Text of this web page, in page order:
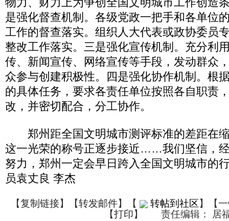
是强化督查机制。各级党政一把手和各单位
工作的督查落实。组织人大代表或政协委员
整改工作落实。三是强化宣传机制。充分利
传、新闻宣传、网络宣传等手段，发动群众
众参与创建积极性。四是强化协作机制。根
的具体任务，要求各责任单位按照各自职责
改，并密切配合，分工协作。
郑州距全国文明城市测评标准的差距在
这一光荣的称号正逐步接近……我们坚信，
努力，郑州一定会早日跨入全国文明城市的
员袁丈良 李杰
【复制链接】【转发邮件】 【 转帖到社区】【
【打印】 责任编辑： 居